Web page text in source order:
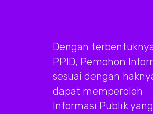
Dengan
PPID, Pemohon
sesuai dengan
dapat memperoleh
Informasi Publik yang